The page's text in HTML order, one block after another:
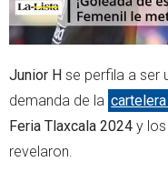
Próximo video en 5
Junior H se perfila a ser
demanda de la
Feria Tlaxcala 2024 y los
revelaron.